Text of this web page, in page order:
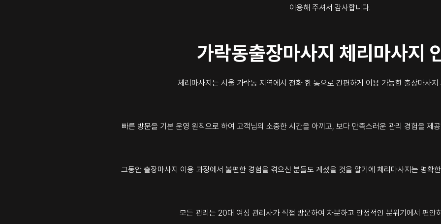
이용해 주셔서 감사합니다.
가락동출장마사지 체리마사지
체리마사지는 서울 가락동 지역에서 전화 한 통으로 간편하게 이용 가능한 출장마사지
빠른 방문을 기본 운영 원칙으로 하여 고객님의 소중한 시간을 아끼고, 보다 만족스러운 관리 경험을 제
그동안 출장마사지 이용 과정에서 불편한 경험을 겪으신 분들도 계셨을 것을 알기에 체리마사지는 명확
모든 관리는 20대 여성 관리사가 직접 방문하여 차분하고 안정적인 분위기에서 편안